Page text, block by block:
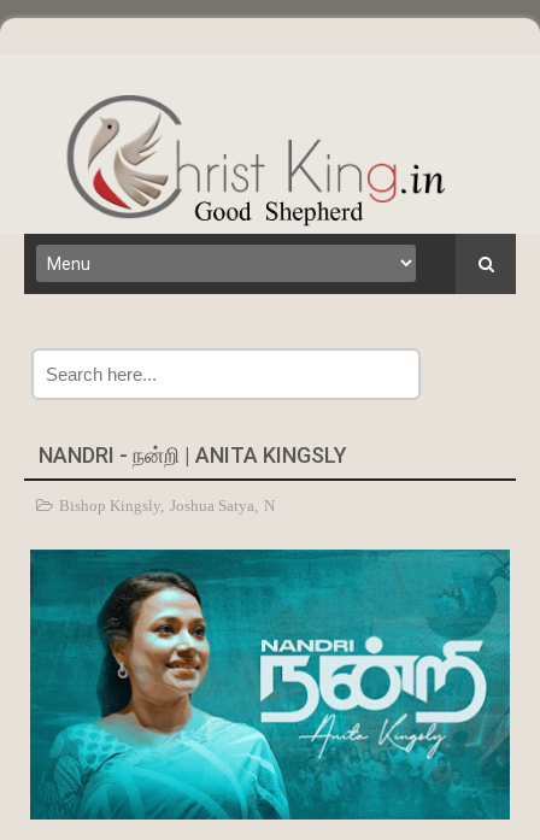
NANDRI - நன்றி | ANITA KINGSLY
Bishop Kingsly, Joshua Satya, N